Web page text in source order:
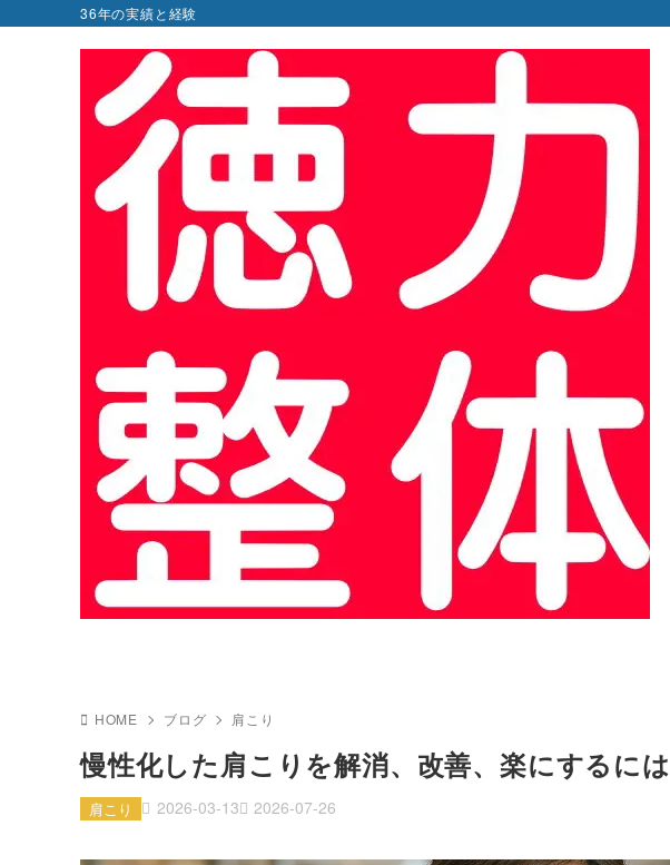
36年の実績と経験
HOME ブログ 肩こり
慢性化した肩こりを解消、改善、楽にするには
2026-03-13 2026-07-26
肩こり